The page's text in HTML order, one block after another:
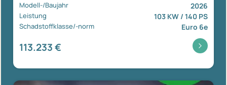
Modell-/Baujahr 2026
Leistung 103 KW / 140 PS
Schadstoffklasse/-norm Euro 6e
113.233 €